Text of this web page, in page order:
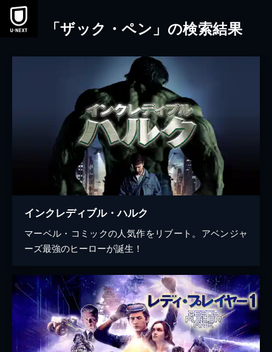
本文へスキップ
「ザック・ペン」の検索結果
インクレディブル・ハルク
マーベル・コミックの人気作をリブート。アベンジャ
ーズ最強のヒーローが誕生！